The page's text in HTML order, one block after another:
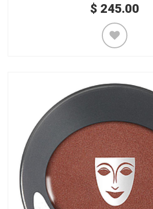
$ 245.00